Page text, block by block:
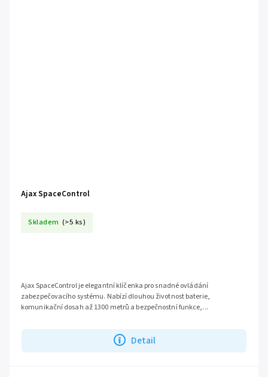
Ajax SpaceControl
Skladem (>5 ks)
Detail
Ajax SpaceControl je elegantní klíčenka pro snadné ovládání
zabezpečovacího systému. Nabízí dlouhou životnost baterie,
komunikační dosah až 1300 metrů a bezpečnostní funkce,...